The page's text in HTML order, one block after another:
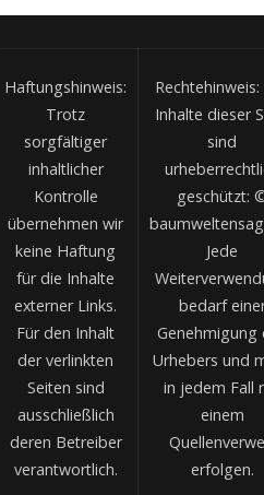
Haftungshinweis:
Trotz
sorgfältiger
inhaltlicher
Kontrolle
übernehmen wir
keine Haftung
für die Inhalte
externer Links.
Für den Inhalt
der verlinkten
Seiten sind
ausschließlich
deren Betreiber
verantwortlich.
Rechtehinweis:
Inhalte dieser
sind
geschützt:
Jede
bedarf
Genehmigung
Urhebers und
in jedem Fall
einem
erfolgen.